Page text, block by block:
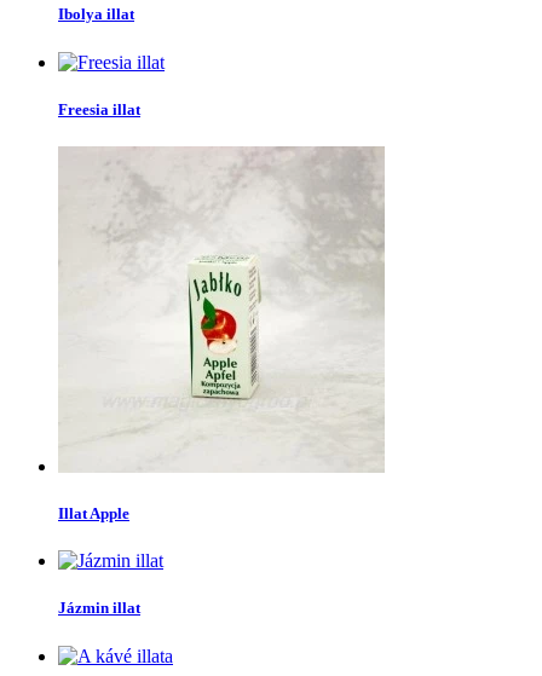
Ibolya illat
Freesia illat
Illat Apple
Jázmin illat